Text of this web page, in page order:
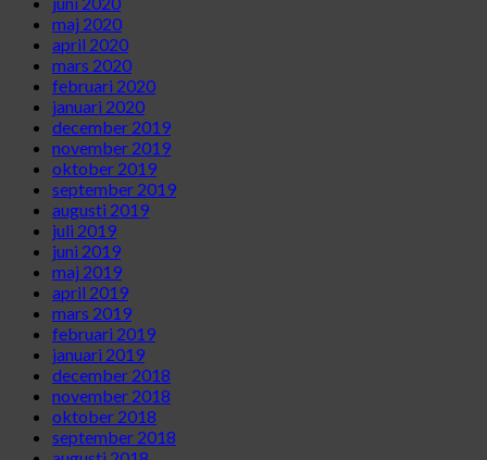
maj 2020
april 2020
mars 2020
februari 2020
januari 2020
december 2019
november 2019
oktober 2019
september 2019
augusti 2019
juli 2019
juni 2019
maj 2019
april 2019
mars 2019
februari 2019
januari 2019
december 2018
november 2018
oktober 2018
september 2018